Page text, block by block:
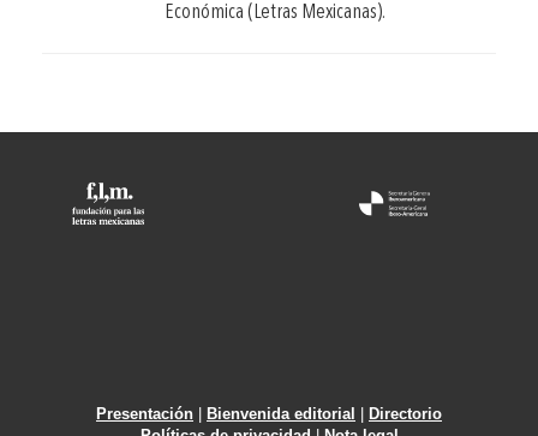
Económica (Letras Mexicanas).
Presentación Bienvenida editorial
Directorio